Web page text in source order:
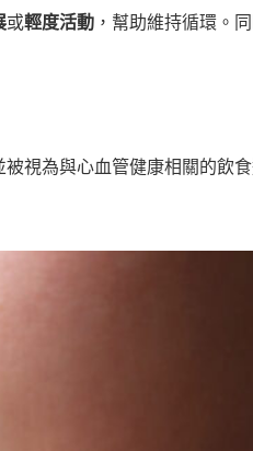
或輕度活動 ，幫助維持循環。
視為與心血管健康相關的飲